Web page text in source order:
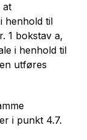
at
henhold til
1 bokstav a,
i henhold til
utføres
i punkt 4.7.